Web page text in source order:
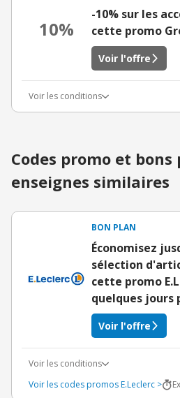
10%
-10% sur les
cette promo
Voir l'offre
Voir les conditions
Codes promo et bons
enseignes similaires
BON PLAN
Économisez
sélection
cette promo
quelques jours
Voir l'offre
Voir les conditions
Voir les codes promos E.Leclerc >